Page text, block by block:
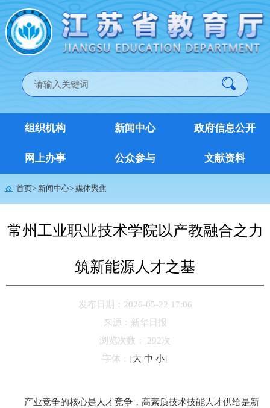
组织机构 新闻中心 政府信息公开
网上办事 公众参与 文献资料
首页> 新闻中心> 媒体聚焦
常州工业职业技术学院以产教融合之力
筑新能源人才之基
发布日期：2026-05-22 17:06
来源： 新华日报
浏览次数：
292次
字体： [大 中 小]
产业竞争的核心是人才竞争，高素质技术技能人才供给是新